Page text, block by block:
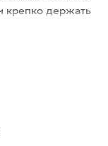
крепко держать